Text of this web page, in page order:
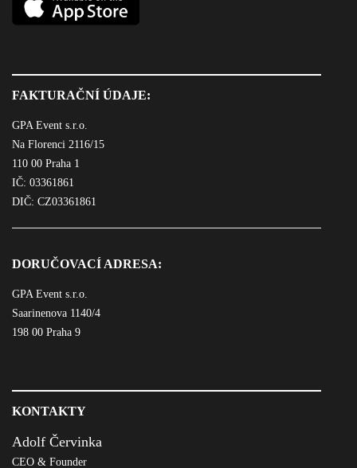
FAKTURAČNÍ ÚDAJE:
GPA Event s.r.o.
Na Florenci 2116/15
110 00 Praha 1
IČ: 03361861
DIČ: CZ03361861
DORUČOVACÍ ADRESA:
GPA Event s.r.o.
Saarinenova 1140/4
198 00 Praha 9
KONTAKTY
Adolf Červinka
CEO & Founder